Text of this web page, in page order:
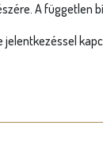
A független
jelentkezéssel